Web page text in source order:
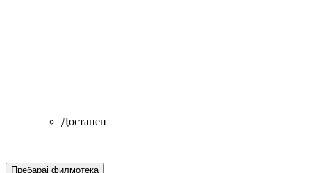
Достапен